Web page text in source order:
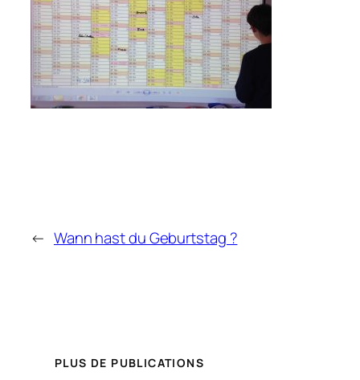
← Wann hast du Geburtstag ?
PLUS DE PUBLICATIONS